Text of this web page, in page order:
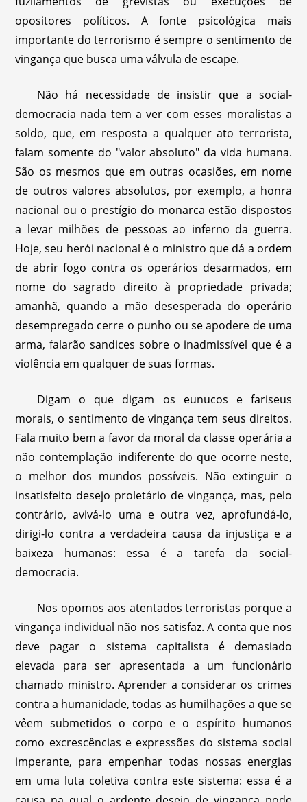
opositores políticos. A fonte psicológica mais
importante do terrorismo é sempre o sentimento de
vingança que busca uma válvula de escape.
Não há necessidade de insistir que a social-
democracia nada tem a ver com esses moralistas a
soldo, que, em resposta a qualquer ato terrorista,
falam somente do "valor absoluto" da vida humana.
São os mesmos que em outras ocasiões, em nome
de outros valores absolutos, por exemplo, a honra
nacional ou o prestígio do monarca estão dispostos
a levar milhões de pessoas ao inferno da guerra.
Hoje, seu herói nacional é o ministro que dá a ordem
de abrir fogo contra os operários desarmados, em
nome do sagrado direito à propriedade privada;
amanhã, quando a mão desesperada do operário
desempregado cerre o punho ou se apodere de uma
arma, falarão sandices sobre o inadmissível que é a
violência em qualquer de suas formas.
Digam o que digam os eunucos e fariseus
morais, o sentimento de vingança tem seus direitos.
Fala muito bem a favor da moral da classe operária a
não contemplação indiferente do que ocorre neste,
o melhor dos mundos possíveis. Não extinguir o
insatisfeito desejo proletário de vingança, mas, pelo
contrário, avivá-lo uma e outra vez, aprofundá-lo,
dirigi-lo contra a verdadeira causa da injustiça e a
baixeza humanas: essa é a tarefa da social-
democracia.
Nos opomos aos atentados terroristas porque a
vingança individual não nos satisfaz. A conta que nos
deve pagar o sistema capitalista é demasiado
elevada para ser apresentada a um funcionário
chamado ministro. Aprender a considerar os crimes
contra a humanidade, todas as humilhações a que se
vêem submetidos o corpo e o espírito humanos
como excrescências e expressões do sistema social
imperante, para empenhar todas nossas energias
em uma luta coletiva contra este sistema: essa é a